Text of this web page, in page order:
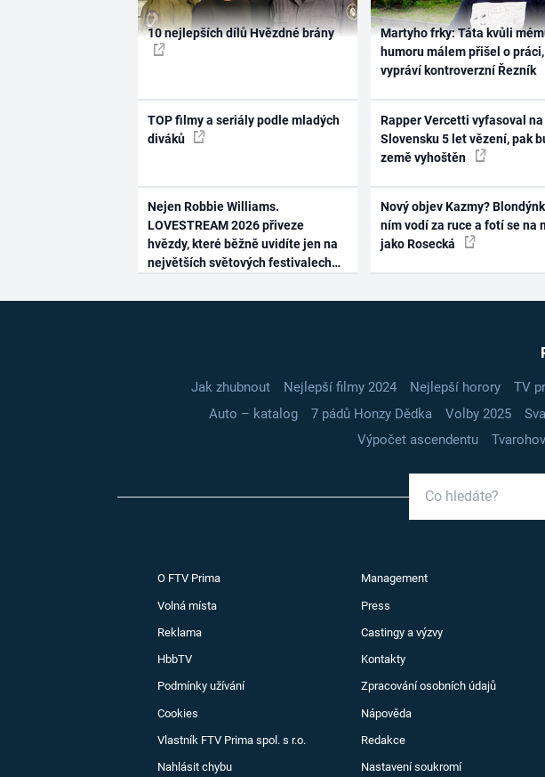
10 nejlepších dílů Hvězdné brány
TOP filmy a seriály podle mladých
diváků
Nejen Robbie Williams.
LOVESTREAM 2026 přiveze
hvězdy, které běžně uvidíte jen na
největších světových festivalech
Martyho frky: Táta kvůli
humoru málem přišel o práci,
vypráví kontroverzní Řezník
Rapper Vercetti vyfasoval na
Slovensku 5 let vězení, pak
země vyhoštěn
Nový objev Kazmy?
ním vodí za ruce a fotí se na
jako Rosecká
Jak zhubnout Nejlepší filmy 2024 Nejlepší horory TV
Auto – katalog
7 pádů Honzy Dědka Volby 2025
Výpočet ascendentu
O FTV Prima Management
Volná místa Press
Reklama Castingy a výzvy
HbbTV Kontakty
Podmínky užívání Zpracování osobních údajů
Cookies Nápověda
Vlastník FTV Prima spol. s r.o. Redakce
Nahlásit chybu Nastavení soukromí